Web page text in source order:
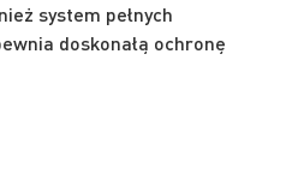
system pełnych
doskonałą ochronę